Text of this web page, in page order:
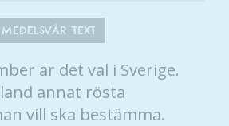
MEDELSVÅR TEXT
är det val i Sverige.
annat rösta
vill ska bestämma.